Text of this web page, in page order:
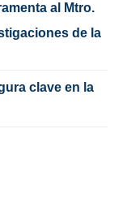
al Mtro.
de la
clave en la